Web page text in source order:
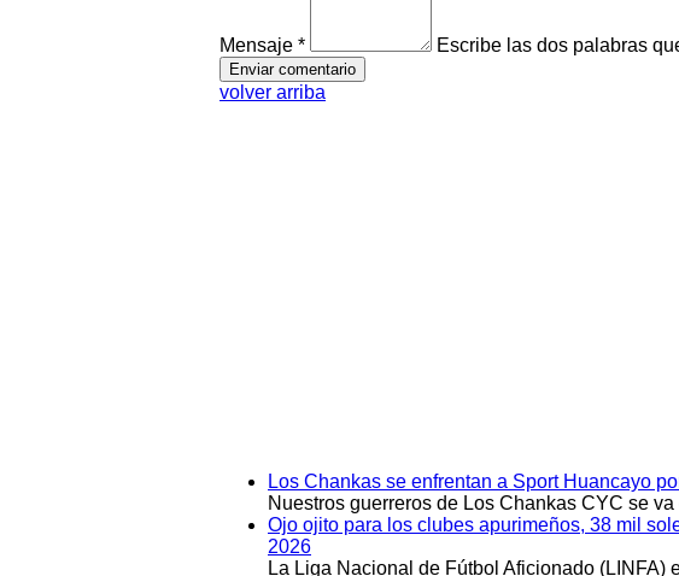
Mensaje * Escribe las dos palabras
volver arriba
Los Chankas se enfrentan a Sport Huancayo
Nuestros guerreros de Los Chankas CYC se
Ojo ojito para los clubes apurimeños, 38 mil
2026
La Liga Nacional de Fútbol Aficionado